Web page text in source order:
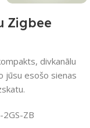
Zigbee
divkanālu
jūsu esošo sienas
ZB